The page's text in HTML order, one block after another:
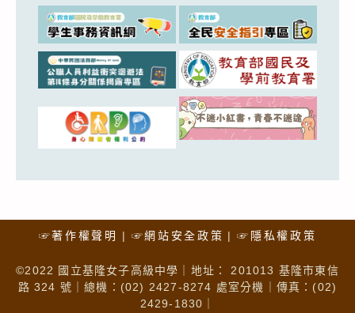
☞著作權聲明 ☞網站安全政策 ☞隱私權政策
©2022 國立基隆女子高級中學｜地址： 201013 基隆市東信
路 324 號｜總機：(02) 2427-8274 處室分機｜傳真：(02)
2429-1830｜